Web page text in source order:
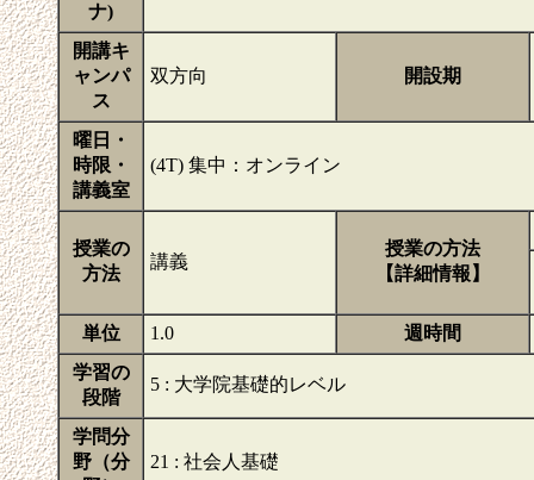
ナ)
開講キ
ャンパ
ス
双方向 開設期
曜日・
時限・
講義室
(4T) 集中：オンライン
授業の
方法
講義
授業の方法
【詳細情報】
単位 1.0
週時間
学習の
段階
5 : 大学院基礎的レベル
学問分
野（分
21 : 社会人基礎